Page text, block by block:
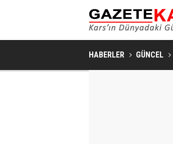
HABERLER GÜNCEL